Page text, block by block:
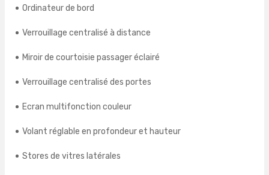
Ordinateur de bord
Verrouillage centralisé à distance
Miroir de courtoisie passager éclairé
Verrouillage centralisé des portes
Ecran multifonction couleur
Volant réglable en profondeur et hauteur
Stores de vitres latérales